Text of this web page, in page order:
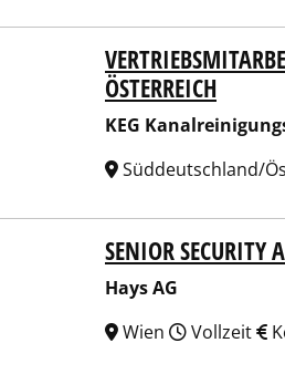
Kanalreinigungstechnik GmbH
STERREICH
KEG
Süddeutschland/
SENIOR
Hays AG
Wien
Vollzeit